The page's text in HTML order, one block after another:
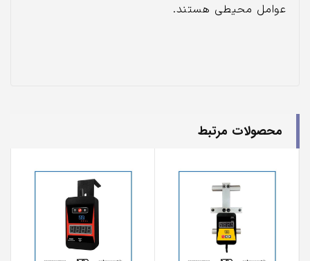
عوامل محیطی هستند.
محصولات مرتبط